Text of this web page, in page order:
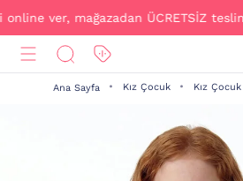
mağazadan ÜCRETSİZ teslim al!
Ana Sayfa Kız Çocuk Kız